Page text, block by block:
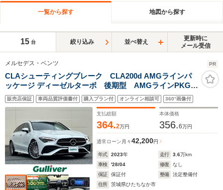
一覧から探す 地図から探す
15 台 絞り込み 並べ替え
更新時に
メール受信
メルセデス・ベンツ PR
CLAシューティングブレーク CLA200d AMGラインパ
ッケージ ディーゼルターボ 後期型 AMGラインPKG
ナビ 全方位カメラ ETC レーダークルーズ 電動バ
ックドア パドルシフト 置く充電 フルセグ ドラレ
コ パワーシート シートヒーター ソナー LEDライ
ト 19インチAW
販売店保証 車両品質評価書付 購入プラン付 オンライン相談可 360°画像付
支払総額
364.2万円
本体価格
356.6万円
通常ローン 月々42,200円
年式 2023年 走行 3.6万km
車検
'28/04 修復
なし
保証
保証付 整備
法定整備付
住所
茨城県ひたちなか市